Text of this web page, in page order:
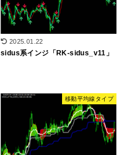
2025.01.22
sidus系インジ「RK-sidus_v11」
移動平均線タイプ